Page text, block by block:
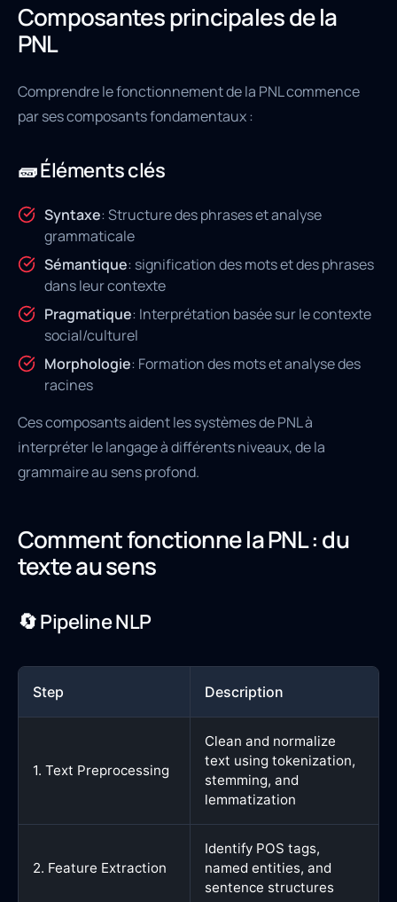
Composantes principales de la
PNL
Comprendre le fonctionnement de la PNL commence
par ses composants fondamentaux :
🧱 Éléments clés
Syntaxe: Structure des phrases et analyse
grammaticale
Sémantique: signification des mots et des phrases
dans leur contexte
Pragmatique: Interprétation basée sur le contexte
social/culturel
Morphologie: Formation des mots et analyse des
racines
Ces composants aident les systèmes de PNL à
interpréter le langage à différents niveaux, de la
grammaire au sens profond.
Comment fonctionne la PNL : du
texte au sens
🔄 Pipeline NLP
Step Description
1. Text Preprocessing
Clean and normalize
text using tokenization,
stemming, and
lemmatization
2. Feature Extraction
Identify POS tags,
named entities, and
sentence structures